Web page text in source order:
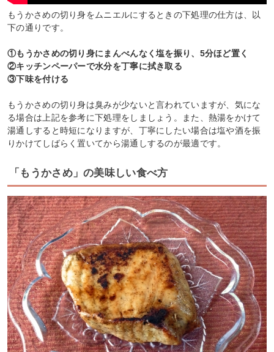
もうかさめの切り身をムニエルにするときの下処理の仕方は、以
下の通りです。
①もうかさめの切り身にまんべんなく塩を振り、5分ほど置く
②キッチンペーパーで水分を丁寧に拭き取る
③下味を付ける
もうかさめの切り身は臭みが少ないと言われていますが、気にな
る場合は上記を参考に下処理をしましょう。また、熱湯をかけて
湯通しすると時短になりますが、丁寧にしたい場合は塩や酒を振
りかけてしばらく置いてから湯通しするのが最適です。
「もうかさめ」の美味しい食べ方